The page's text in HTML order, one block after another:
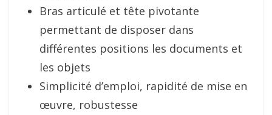
Bras articulé et tête pivotante
permettant de disposer dans
différentes positions les documents et
les objets
Simplicité d’emploi, rapidité de mise en
œuvre, robustesse